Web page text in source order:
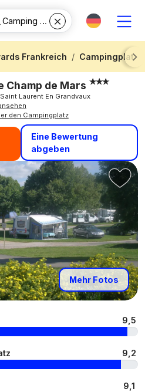
Frankreich
Campingplatz
Next
Champ de Mars
Laurent En Grandvaux
den Campingplatz
Eine Bewertung
abgeben
Mehr Fotos
9,5
9,2
9,1